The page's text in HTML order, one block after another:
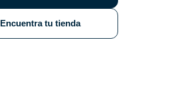
Encuentra tu tienda